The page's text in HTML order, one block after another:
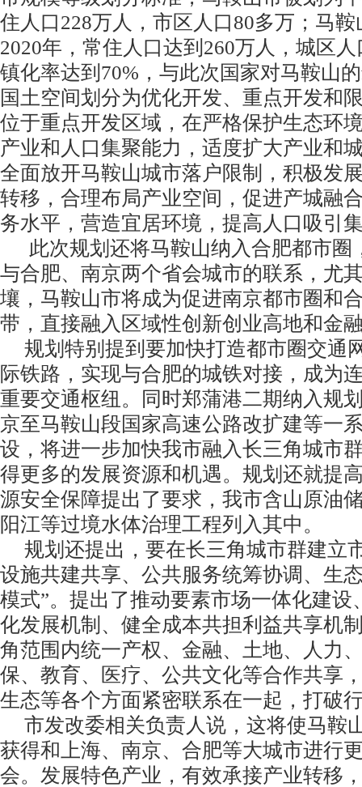
住人口228万人，市区人口80多万；马
2020年，常住人口达到260万人，城区
镇化率达到70%，与此次国家对马鞍山
国土空间划分为优化开发、重点开发和
位于重点开发区域，在严格保护生态环
产业和人口集聚能力，适度扩大产业和
全面放开马鞍山城市落户限制，积极发
转移，合理布局产业空间，促进产城融
务水平，营造宜居环境，提高人口吸引
此次规划还将马鞍山纳入合肥都市圈
与合肥、南京两个省会城市的联系，尤
壤，马鞍山市将成为促进南京都市圈和
带，直接融入区域性创新创业高地和金
规划特别提到要加快打造都市圈交通
际铁路，实现与合肥的城铁对接，成为
重要交通枢纽。同时郑蒲港二期纳入规
京至马鞍山段国家高速公路改扩建等一
设，将进一步加快我市融入长三角城市
得更多的发展资源和机遇。规划还就提
源安全保障提出了要求，我市含山原油
阳江等过境水体治理工程列入其中。
规划还提出，要在长三角城市群建立
设施共建共享、公共服务统筹协调、生
模式”。提出了推动要素市场一体化建
化发展机制、健全成本共担利益共享机
角范围内统一产权、金融、土地、人力
保、教育、医疗、公共文化等合作共享
生态等各个方面紧密联系在一起，打破
市发改委相关负责人说，这将使马鞍
获得和上海、南京、合肥等大城市进行
会。发展特色产业，有效承接产业转移